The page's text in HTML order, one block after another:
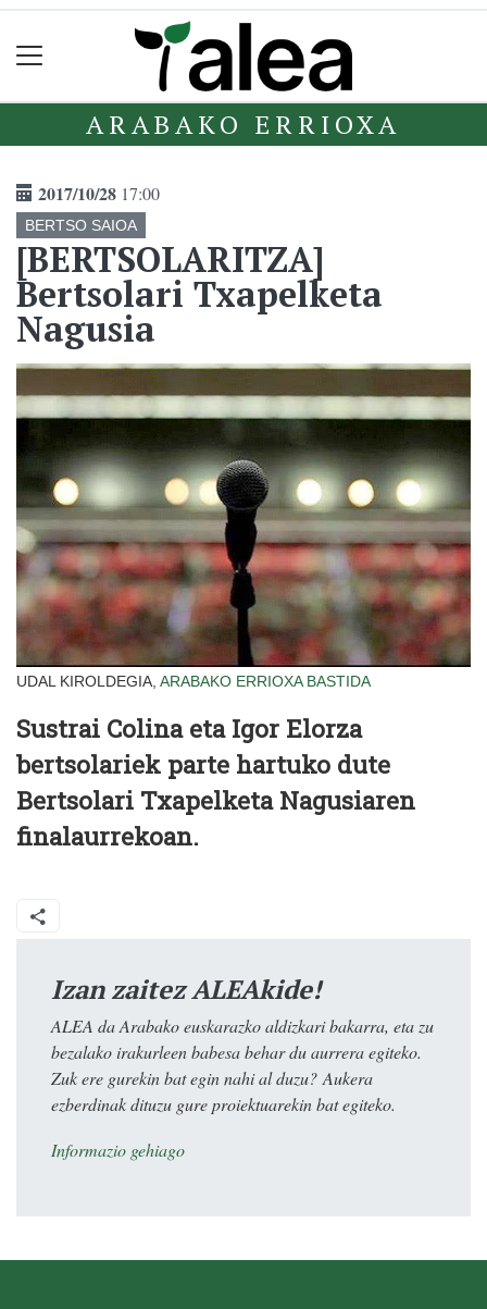
ARABAKO ERRIOXA
2017/10/28 17:00
BERTSO SAIOA
[BERTSOLARITZA]
Bertsolari Txapelketa
Nagusia
UDAL KIROLDEGIA, ARABAKO ERRIOXA BASTIDA
Sustrai Colina eta Igor Elorza
bertsolariek parte hartuko dute
Bertsolari Txapelketa Nagusiaren
finalaurrekoan.
Izan zaitez ALEAkide!
ALEA da Arabako euskarazko aldizkari bakarra, eta zu
bezalako irakurleen babesa behar du aurrera egiteko.
Zuk ere gurekin bat egin nahi al duzu? Aukera
ezberdinak dituzu gure proiektuarekin bat egiteko.
Informazio gehiago